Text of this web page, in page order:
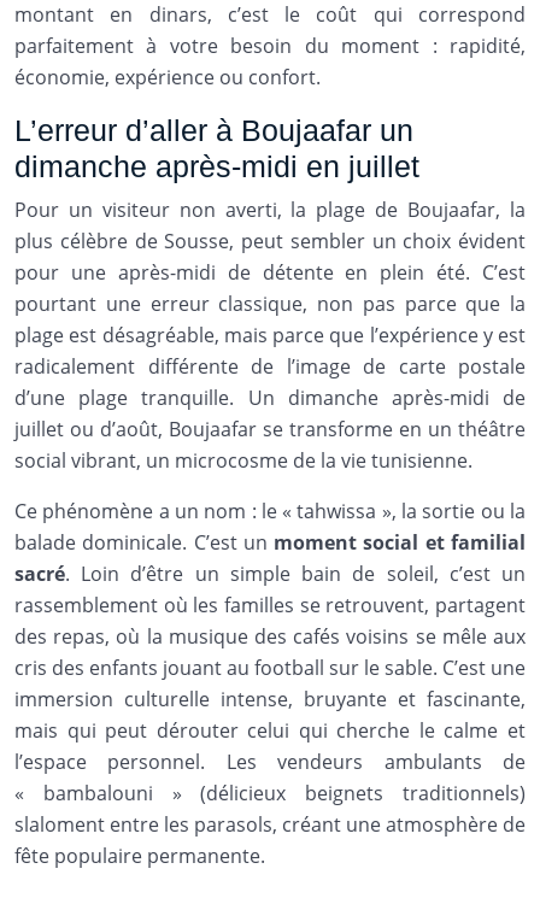
montant en dinars, c’est le coût qui correspond
parfaitement à votre besoin du moment : rapidité,
économie, expérience ou confort.
L’erreur d’aller à Boujaafar un
dimanche après-midi en juillet
Pour un visiteur non averti, la plage de Boujaafar, la
plus célèbre de Sousse, peut sembler un choix évident
pour une après-midi de détente en plein été. C’est
pourtant une erreur classique, non pas parce que la
plage est désagréable, mais parce que l’expérience y est
radicalement différente de l’image de carte postale
d’une plage tranquille. Un dimanche après-midi de
juillet ou d’août, Boujaafar se transforme en un théâtre
social vibrant, un microcosme de la vie tunisienne.
Ce phénomène a un nom : le « tahwissa », la sortie ou la
balade dominicale. C’est un moment social et familial
sacré. Loin d’être un simple bain de soleil, c’est un
rassemblement où les familles se retrouvent, partagent
des repas, où la musique des cafés voisins se mêle aux
cris des enfants jouant au football sur le sable. C’est une
immersion culturelle intense, bruyante et fascinante,
mais qui peut dérouter celui qui cherche le calme et
l’espace personnel. Les vendeurs ambulants de
« bambalouni » (délicieux beignets traditionnels)
slaloment entre les parasols, créant une atmosphère de
fête populaire permanente.